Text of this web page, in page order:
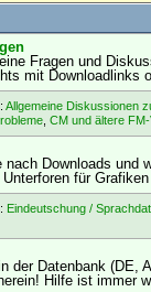
Fragen und
mit Downloadlinks
:Allgemeine Diskussionen
,CM und ältere
nach Downloads
für
: Eindeutschung /
der Datenbank (DE,
Hilfe ist immer